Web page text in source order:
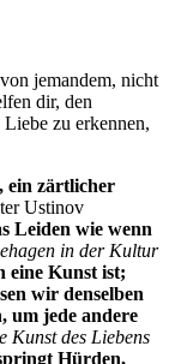
jemandem, nicht
dir, den
zu erkennen,
ein zärtlicher
Ustinov
Leiden wie wenn
in der Kultur
eine Kunst ist;
wir denselben
um jede andere
Kunst des Liebens
Hürden,